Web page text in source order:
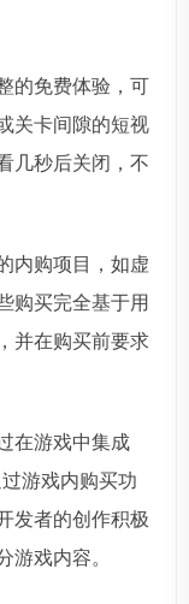
的免费体验，可
关卡间隙的短视
几秒后关闭，不
内购项目，如虚
购买完全基于用
并在购买前要求
在游戏中集成
游戏内购买功
发者的创作积极
戏内容。